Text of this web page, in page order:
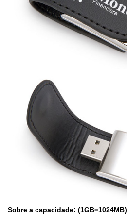
Sobre a capacidade: (1GB=1024MB)